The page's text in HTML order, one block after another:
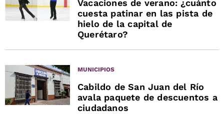
Vacaciones de verano: ¿cuánto
cuesta patinar en las pista de
hielo de la capital de
Querétaro?
MUNICIPIOS
Cabildo de San Juan del Río
avala paquete de descuentos a
ciudadanos